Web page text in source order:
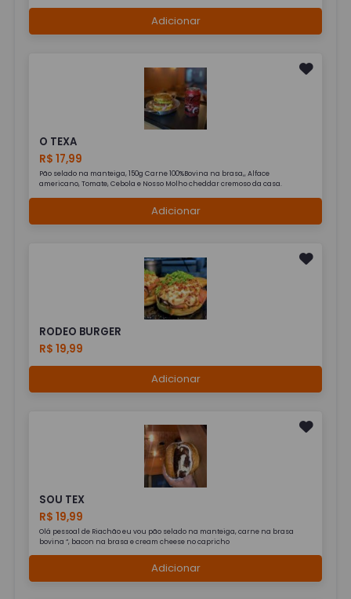
Adicionar
O TEXA
R$ 17,99
Pão selado na manteiga, 150g Carne 100%Bovina na brasa,, Alface
americano, Tomate, Cebola e Nosso Molho cheddar cremoso da casa.
Adicionar
RODEO BURGER
R$ 19,99
Adicionar
SOU TEX
R$ 19,99
Olá pessoal de Riachão eu vou pão selado na manteiga, carne na brasa
bovina “, bacon na brasa e cream cheese no capricho
Adicionar